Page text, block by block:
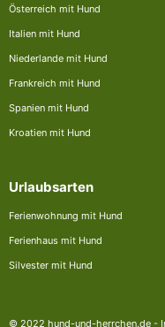
Österreich mit Hund
Italien mit Hund
Niederlande mit Hund
Frankreich mit Hund
Spanien mit Hund
Kroatien mit Hund
Urlaubsarten
Ferienwohnung mit Hund
Ferienhaus mit Hund
Silvester mit Hund
© 2022 hund-und-herrchen.de -